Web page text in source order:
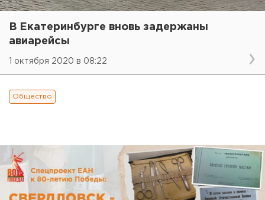
В Екатеринбурге вновь задержаны
авиарейсы
1 октября 2020 в 08:22
Общество